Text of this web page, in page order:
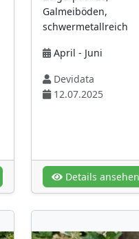
Galmeiböden,
schwermetallreich
April - Juni
Devidata
12.07.2025
Details ansehen